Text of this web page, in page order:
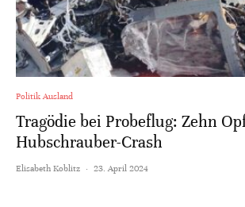
Politik Ausland
Tragödie bei Probeflug: Zehn
Hubschrauber-Crash
Elisabeth Koblitz · 23. April 2024